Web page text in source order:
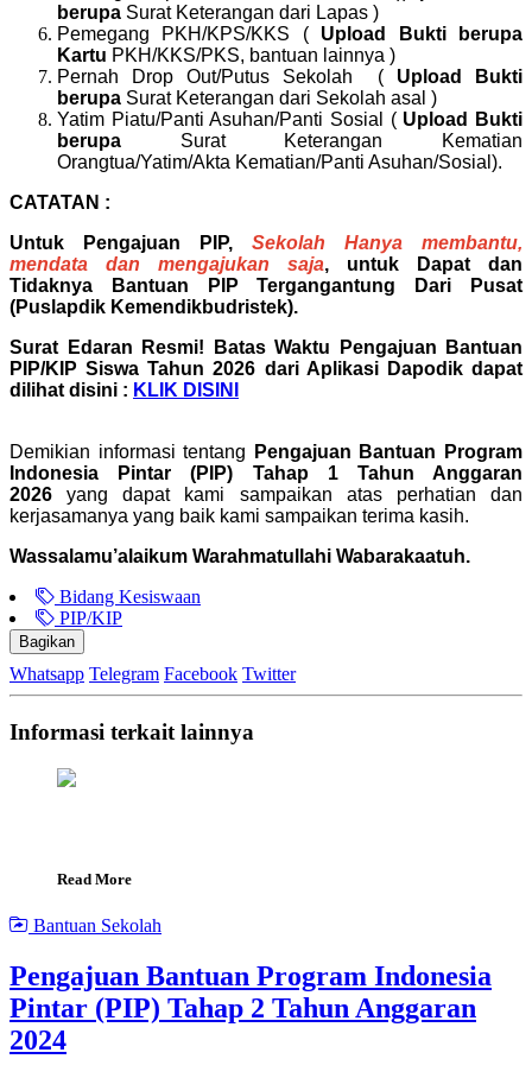
berupa Surat Keterangan dari Lapas )
Pemegang PKH/KPS/KKS ( Upload Bukti berupa
Kartu PKH/KKS/PKS, bantuan lainnya )
Pernah Drop Out/Putus Sekolah ( Upload Bukti
berupa Surat Keterangan dari Sekolah asal )
Yatim Piatu/Panti Asuhan/Panti Sosial ( Upload Bukti
berupa Surat Keterangan Kematian
Orangtua/Yatim/Akta Kematian/Panti Asuhan/Sosial).
CATATAN :
Untuk Pengajuan PIP, Sekolah Hanya membantu,
mendata dan mengajukan saja, untuk Dapat dan
Tidaknya Bantuan PIP Tergangantung Dari Pusat
(Puslapdik Kemendikbudristek).
Surat Edaran Resmi! Batas Waktu Pengajuan Bantuan
PIP/KIP Siswa Tahun 2026 dari Aplikasi Dapodik dapat
dilihat disini : KLIK DISINI
Demikian informasi tentang
Pengajuan Bantuan Program
Indonesia Pintar (PIP) Tahap 1 Tahun Anggaran
2026 yang dapat kami sampaikan atas perhatian dan
kerjasamanya yang baik kami sampaikan terima kasih.
Wassalamu’alaikum Warahmatullahi Wabarakaatuh.
Bidang Kesiswaan
PIP/KIP
Bagikan
Whatsapp Telegram Facebook Twitter
Informasi terkait lainnya
Read More
Bantuan Sekolah
Pengajuan Bantuan Program Indonesia
Pintar (PIP) Tahap 2 Tahun Anggaran
2024